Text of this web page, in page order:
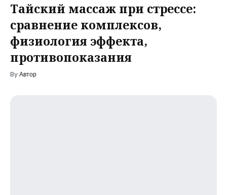
Тайский массаж при стрессе:
сравнение комплексов,
физиология эффекта,
противопоказания
ByАвтор